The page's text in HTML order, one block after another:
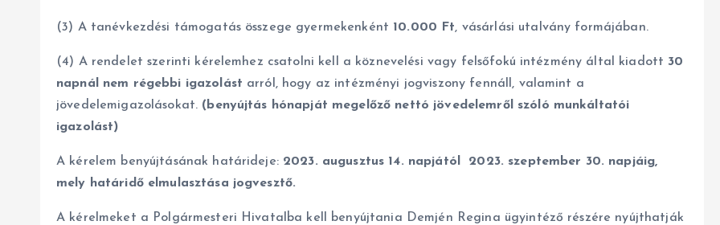
(3) A tanévkezdési támogatás összege gyermekenként 10.000 Ft, vásárlási utalvány formájában.
(4) A rendelet szerinti kérelemhez csatolni kell a köznevelési vagy felsőfokú intézmény által kiadott 30
napnál nem régebbi igazolást arról, hogy az intézményi jogviszony fennáll, valamint a
jövedelemigazolásokat. (benyújtás hónapját megelőző nettó jövedelemről szóló munkáltatói
igazolást)
A kérelem benyújtásának határideje: 2023. augusztus 14. napjától 2023. szeptember 30. napjáig,
mely határidő elmulasztása jogvesztő.
A kérelmeket a Polgármesteri Hivatalba kell benyújtania Demjén Regina ügyintéző részére nyújthatják